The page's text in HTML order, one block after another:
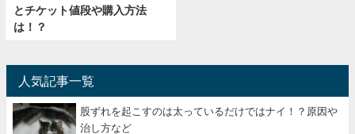
とチケット値段や購入方法
は！？
人気記事一覧
股ずれを起こすのは太っているだけではナイ！？原因や
治し方など